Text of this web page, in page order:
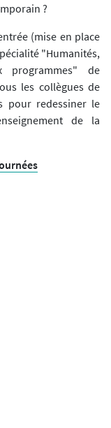
?
(mise en place
"Humanités,
programmes" de
les collègues de
pour redessiner le
de la